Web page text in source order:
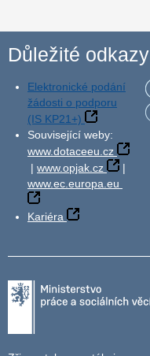
Důležité odkazy
Elektronické podání
žádosti o podporu
(IS KP21+)
Související weby:
www.dotaceeu.cz
| www.opjak.cz
|
www.ec.europa.eu
Kariéra